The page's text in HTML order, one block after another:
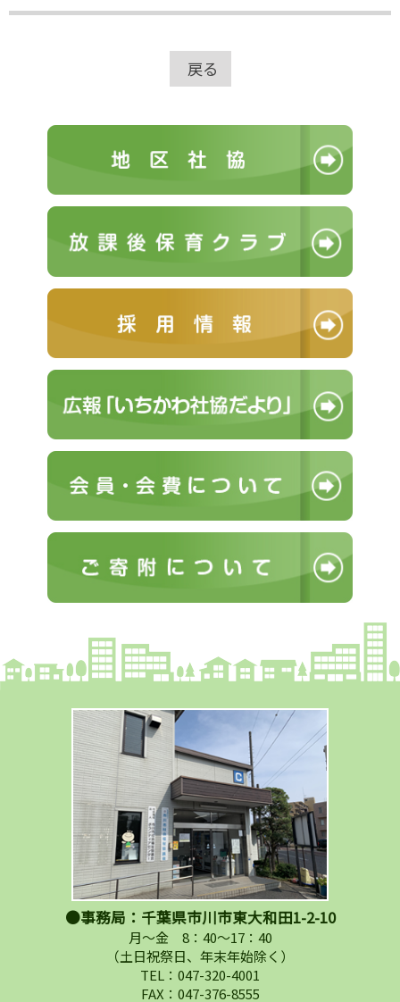
戻る
●事務局：千葉県市川市東大和田1-2-10
月～金 8：40～17：40
（土日祝祭日、年末年始除く）
TEL：047-320-4001
FAX：047-376-8555